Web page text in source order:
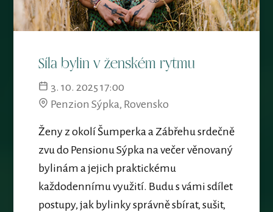
Síla bylin v ženském rytmu
3. 10. 2025 17:00
Penzion Sýpka, Rovensko
Ženy z okolí Šumperka a Zábřehu srdečně
zvu do Pensionu Sýpka na večer věnovaný
bylinám a jejich praktickému
každodennímu využití. Budu s vámi sdílet
postupy, jak bylinky správně sbírat, sušit,